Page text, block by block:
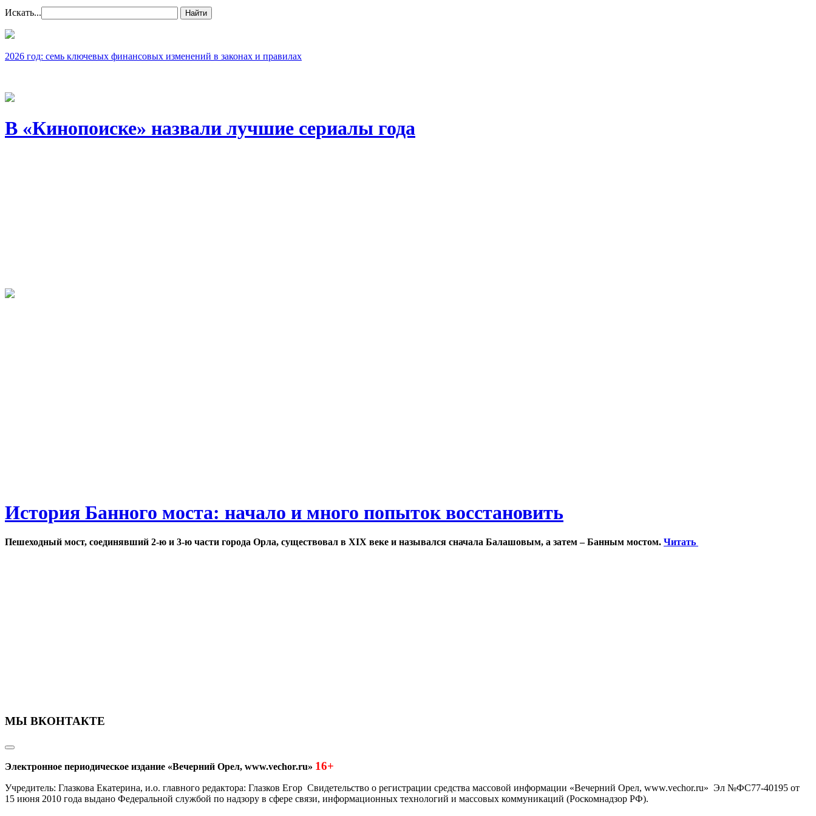
Искать... Найти
2026 год: семь ключевых финансовых изменений в законах и правилах
В «Кинопоиске» назвали лучшие сериалы года
История Банного моста: начало и много попыток восстановить
Пешеходный мост, соединявший 2-ю и 3-ю части города Орла, существовал в XIX веке и назывался сначала Балашовым, а затем – Банным мостом. Читать
МЫ ВКОНТАКТЕ
Электронное периодическое издание «Вечерний Орел, www.vechor.ru» 16+
Учредитель: Глазкова Екатерина, и.о. главного редактора: Глазков Егор Свидетельство о регистрации средства массовой информации «Вечерний Орел, www.vechor.ru» Эл №ФС77-40195 от
15 июня 2010 года выдано Федеральной службой по надзору в сфере связи, информационных технологий и массовых коммуникаций (Роскомнадзор РФ).